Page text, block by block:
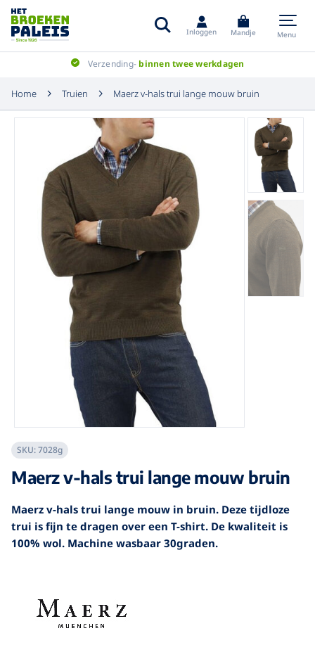
Inloggen Mandje Menu
Verzending- binnen twee werkdagen
Home Truien Maerz v-hals trui lange mouw bruin
SKU:7028g
Maerz v-hals trui lange mouw bruin
Maerz v-hals trui lange mouw in bruin. Deze tijdloze
trui is fijn te dragen over een T-shirt. De kwaliteit is
100% wol. Machine wasbaar 30graden.